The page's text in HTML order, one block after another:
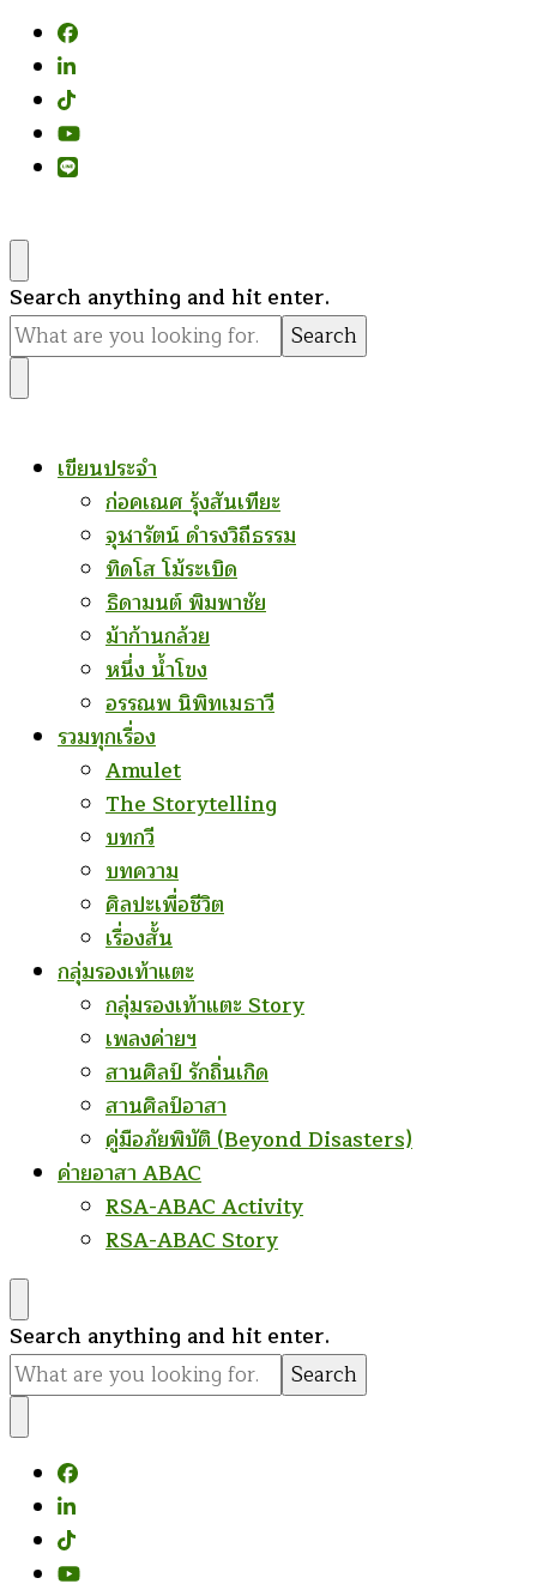
Looking
for
Something?
Search anything and hit enter.
เขียนประจำ
ก่อคเณศ รุ้งสันเทียะ
จุฬารัตน์ ดำรงวิถีธรรม
ทิดโส โม้ระเบิด
ธิดามนต์ พิมพาชัย
ม้าก้านกล้วย
หนึ่ง น้ำโขง
อรรณพ นิพิทเมธาวี
รวมทุกเรื่อง
Amulet
The Storytelling
บทกวี
บทความ
ศิลปะเพื่อชีวิต
เรื่องสั้น
กลุ่มรองเท้าแตะ
กลุ่มรองเท้าแตะ Story
เพลงค่ายฯ
สานศิลป์ รักถิ่นเกิด
สานศิลป์อาสา
คู่มือภัยพิบัติ (Beyond Disasters)
ค่ายอาสา ABAC
RSA-ABAC Activity
RSA-ABAC Story
Looking
for
Something?
Search anything and hit enter.